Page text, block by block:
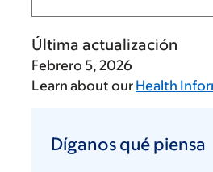
Última actualización
Febrero 5, 2026
Learn about our Health
qué
piensa
Díganos qué piensa